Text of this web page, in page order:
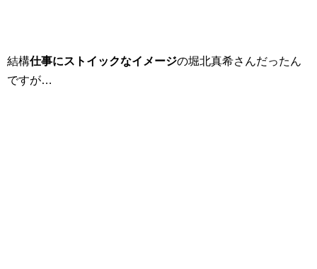
結構仕事にストイックなイメージの堀北真希さんだったん
ですが…